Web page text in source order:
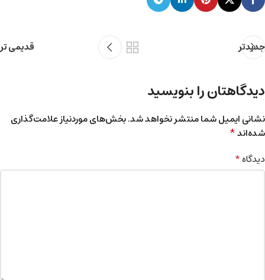
جدیدتر قدیمی تر
دیدگاهتان را بنویسید
نشانی ایمیل شما منتشر نخواهد شد.بخش‌های موردنیاز علامت‌گذاری
شده‌اند*
دیدگاه*